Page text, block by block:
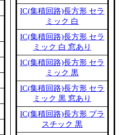
IC(集積回路)長方形 セラ
ミック 白
IC(集積回路)長方形 セラ
ミック 白 窓あり
IC(集積回路)長方形 セラ
ミック 黒
IC(集積回路)長方形 セラ
ミック 黒 窓あり
IC(集積回路)長方形 プラ
スチック 黒